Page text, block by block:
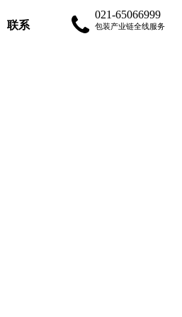
联系
021-65066999
包装产业链全线服务